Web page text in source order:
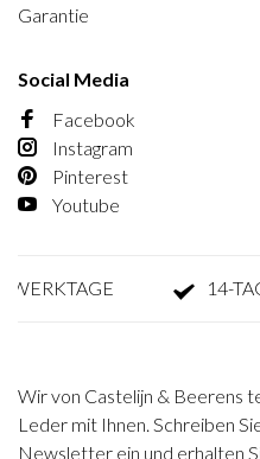
Garantie
Social Media
Facebook
Instagram
Pinterest
Youtube
14-
Wir von Castelijn & Beerens
Leder mit Ihnen. Schreiben
Newsletter ein und erhalten